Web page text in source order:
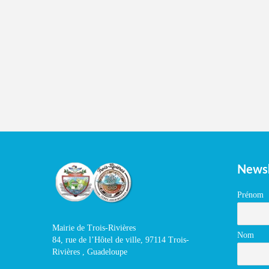
Mairie de Trois-Rivières
84, rue de l’Hôtel de ville, 97114 Trois-
Rivières , Guadeloupe
Prénom
Nom